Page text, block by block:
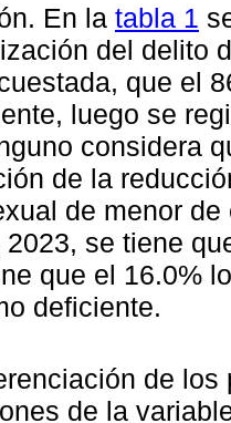
En la tabla 1
del delito
que el
luego se
considera
de la
de menor
2023, se tiene
que el 16.0%
deficiente.
de
de la